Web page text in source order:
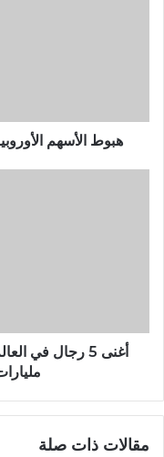
هبوط الأسهم
مقالات ذات صلة